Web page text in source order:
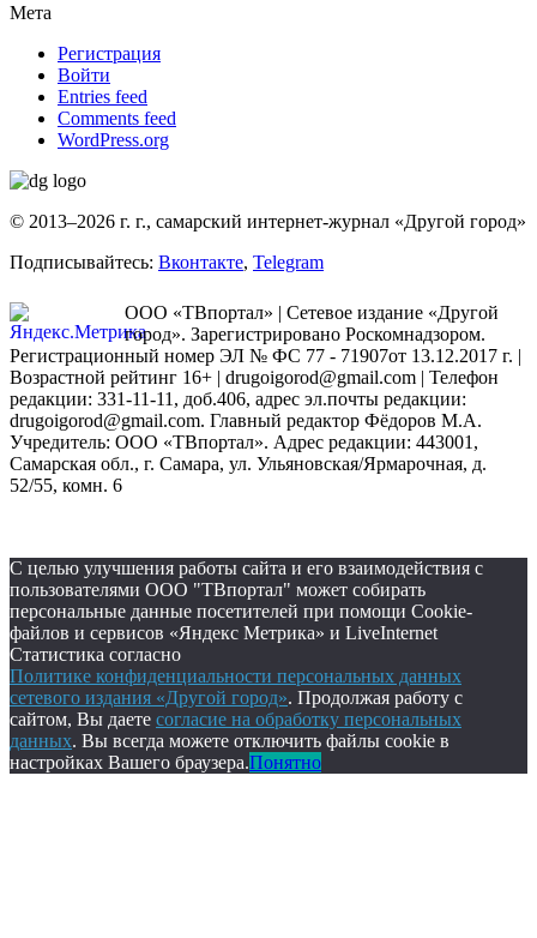
Мета
Регистрация
Войти
Entries feed
Comments feed
WordPress.org
© 2013–2026 г. г., самарский интернет-журнал «Другой город»
Подписывайтесь: Вконтакте, Telegram
ООО «ТВпортал» | Сетевое издание «Другой
город». Зарегистрировано Роскомнадзором.
Регистрационный номер ЭЛ № ФС 77 - 71907от 13.12.2017 г. |
Возрастной рейтинг 16+ | drugoigorod@gmail.com | Телефон
редакции: 331-11-11, доб.406, адрес эл.почты редакции:
drugoigorod@gmail.com. Главный редактор Фёдоров М.А.
Учредитель: ООО «ТВпортал». Адрес редакции: 443001,
Самарская обл., г. Самара, ул. Ульяновская/Ярмарочная, д.
52/55, комн. 6
С целью улучшения работы сайта и его взаимодействия с
пользователями ООО "ТВпортал" может собирать
персональные данные посетителей при помощи Cookie-
файлов и сервисов «Яндекс Метрика» и LiveInternet
Статистика согласно
Политике конфиденциальности персональных данных
сетевого издания «Другой город». Продолжая работу с
сайтом, Вы даете согласие на обработку персональных
данных. Вы всегда можете отключить файлы cookie в
настройках Вашего браузера.Понятно